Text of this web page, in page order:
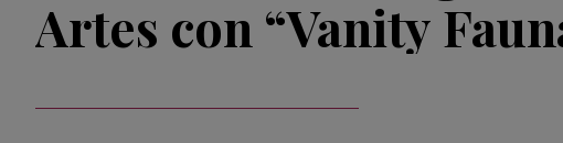
Artes con “Vanity